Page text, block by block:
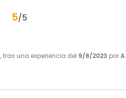
5/5
, tras una experiencia del 9/8/2023 por